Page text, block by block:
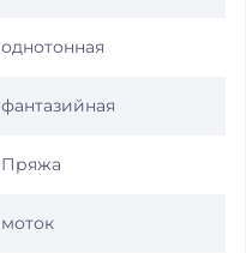
однотонная
фантазийная
Пряжа
моток